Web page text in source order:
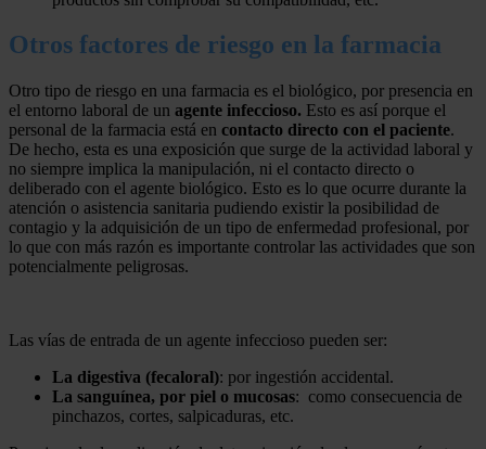
Otros factores de riesgo en la farmacia
Otro tipo de riesgo en una farmacia es el biológico, por presencia en
el entorno laboral de un agente infeccioso. Esto es así porque el
personal de la farmacia está en contacto directo con el paciente.
De hecho, esta es una exposición que surge de la actividad laboral y
no siempre implica la manipulación, ni el contacto directo o
deliberado con el agente biológico. Esto es lo que ocurre durante la
atención o asistencia sanitaria pudiendo existir la posibilidad de
contagio y la adquisición de un tipo de enfermedad profesional, por
lo que con más razón es importante controlar las actividades que son
potencialmente peligrosas.
Las vías de entrada de un agente infeccioso pueden ser:
La digestiva (fecaloral): por ingestión accidental.
La sanguínea, por piel o mucosas: como consecuencia de
pinchazos, cortes, salpicaduras, etc.